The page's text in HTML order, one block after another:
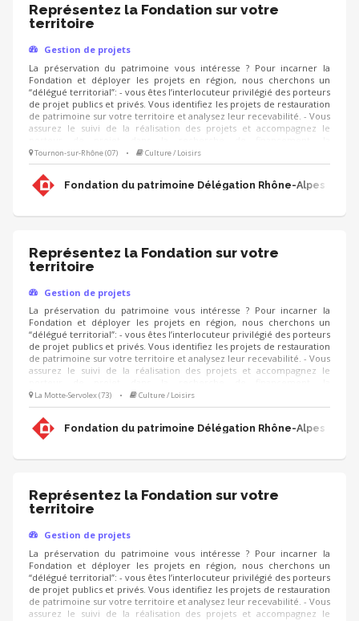
Représentez la Fondation sur votre
territoire
Gestion de projets
La préservation du patrimoine vous intéresse ? Pour incarner la
Fondation et déployer les projets en région, nous cherchons un
“délégué territorial”: - vous êtes l’interlocuteur privilégié des porteurs
de projet publics et privés. Vous identifiez les projets de restauration
de patrimoine sur votre territoire et analysez leur recevabilité. - Vous
assurez le suivi de la réalisation des projets et accompagnez le
communication, l'animation de sa collecte, jusqu'à la clôture du
projet. - Vous contribuez au développement des adhésions et des
ressources (mécènes, donateurs, partenariats, etc.) pour pérenniser
les actions de la Fondation.
Tournon-sur-Rhône (07) • Culture / Loisirs
Fondation du patrimoine Délégation Rhône-Alpes
Représentez la Fondation sur votre
territoire
Gestion de projets
La préservation du patrimoine vous intéresse ? Pour incarner la
Fondation et déployer les projets en région, nous cherchons un
“délégué territorial”: - vous êtes l’interlocuteur privilégié des porteurs
de projet publics et privés. Vous identifiez les projets de restauration
de patrimoine sur votre territoire et analysez leur recevabilité. - Vous
assurez le suivi de la réalisation des projets et accompagnez le
communication, l'animation de sa collecte, jusqu'à la clôture du
projet. - Vous contribuez au développement des adhésions et des
ressources (mécènes, donateurs, partenariats, etc.) pour pérenniser
les actions de la Fondation.
La Motte-Servolex (73) • Culture / Loisirs
Fondation du patrimoine Délégation Rhône-Alpes
Représentez la Fondation sur votre
territoire
Gestion de projets
La préservation du patrimoine vous intéresse ? Pour incarner la
Fondation et déployer les projets en région, nous cherchons un
“délégué territorial”: - vous êtes l’interlocuteur privilégié des porteurs
de projet publics et privés. Vous identifiez les projets de restauration
de patrimoine sur votre territoire et analysez leur recevabilité. - Vous
assurez le suivi de la réalisation des projets et accompagnez le